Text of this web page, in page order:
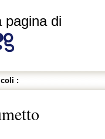
pagina di
: